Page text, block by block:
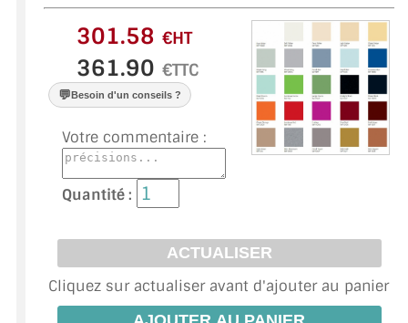
VERRE FEUILLETÉ/TREMPÉ
DALLE DE SOL EN VERRE
PORTE EN VERRE
GARDE CORPS EN VERRE
PLEXIGLAS PMMA
€HT
€TTC
💬Besoin d'un conseils ?
Votre commentaire :
Quantité :
Cliquez sur actualiser avant d'ajouter au panier